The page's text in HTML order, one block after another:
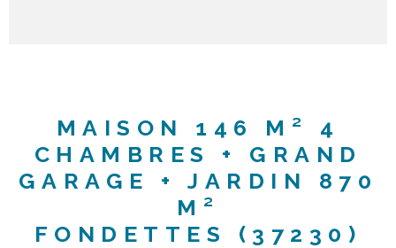
MAISON 146 M² 4
CHAMBRES + GRAND
GARAGE + JARDIN 870
M²
FONDETTES (37230)